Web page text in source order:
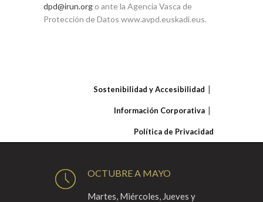
dpd@irun.org o ante la Agencia Vasca de
Protección de Datos www.avpd.euskadi.eus.
Sostenibilidad y Accesibilidad
Información Corporativa
Política de Privacidad
OCTUBRE A MAYO
Martes, Miércoles, Jueves y